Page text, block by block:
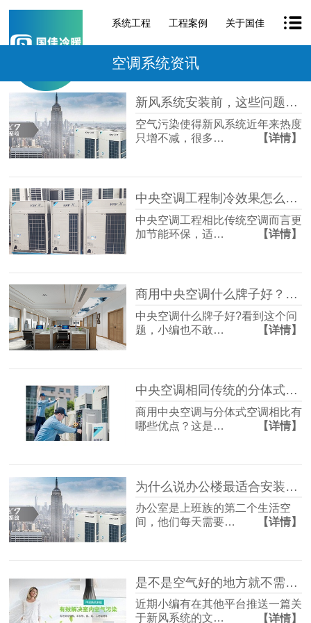
系统工程 工程案例 关于国佳
空调系统资讯
新风系统安装前，这些问题必须解决！「国佳冷暖」
空气污染使得新风系统近年来热度
只增不减，很多…
【详情】
中央空调工程制冷效果怎么提高？「国佳冷暖」
中央空调工程相比传统空调而言更
加节能环保，适…
【详情】
商用中央空调什么牌子好？「国佳冷暖」
中央空调什么牌子好?看到这个问
题，小编也不敢…
【详情】
中央空调相同传统的分体式空调相比，有哪些优势？「国佳冷暖」
商用中央空调与分体式空调相比有
哪些优点？这是…
【详情】
为什么说办公楼最适合安装中央空调和新风？「国佳冷暖」
办公室是上班族的第二个生活空
间，他们每天需要…
【详情】
是不是空气好的地方就不需要安装新风系统了?「国佳冷暖」
近期小编有在其他平台推送一篇关
于新风系统的文…
【详情】